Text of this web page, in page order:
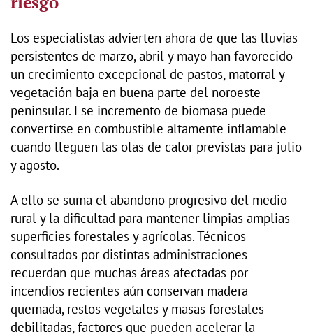
Los especialistas advierten ahora de que las lluvias
persistentes de marzo, abril y mayo han favorecido
un crecimiento excepcional de pastos, matorral y
vegetación baja en buena parte del noroeste
peninsular. Ese incremento de biomasa puede
convertirse en combustible altamente inflamable
cuando lleguen las olas de calor previstas para julio
y agosto.
A ello se suma el abandono progresivo del medio
rural y la dificultad para mantener limpias amplias
superficies forestales y agrícolas. Técnicos
consultados por distintas administraciones
recuerdan que muchas áreas afectadas por
incendios recientes aún conservan madera
quemada, restos vegetales y masas forestales
debilitadas, factores que pueden acelerar la